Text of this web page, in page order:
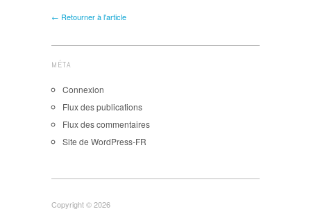
← Retourner à l'article
MÉTA
Connexion
Flux des publications
Flux des commentaires
Site de WordPress-FR
Copyright © 2026